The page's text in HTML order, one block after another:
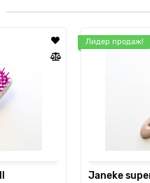
Лидер продаж!
Janeke